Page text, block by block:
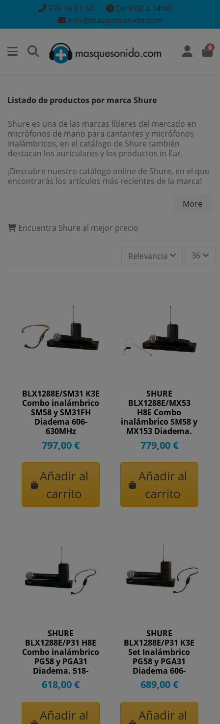
976 36 61 60
De 9:00 a 14:00
info@masquesonido.com
0
Listado de productos por marca Shure
Shure es una de las marcas líderes del mercado en
micrófonos de mano para cantantes y micrófonos
inalámbricos, en el catálogo de Shure también
destacan los auriculares y los productos in Ear.
¡Descubre nuestro catálogo online de Shure, en el que
encontrarás los artículos más recientes de la marca!
More
Encuentra Shure al mejor precio
Relevancia 36
BLX1288E/SM31 K3E
Combo inalámbrico
SM58 y SM31FH
Diadema 606-
630MHz
797,00 €
Añadir al
carrito
SHURE
BLX1288E/MX53
H8E Combo
inalámbrico SM58 y
MX153 Diadema.
518-542MHz.
779,00 €
Añadir al
carrito
SHURE
BLX1288E/P31 H8E
Combo inalámbrico
PG58 y PGA31
Diadema. 518-
542MHz.
618,00 €
Añadir al
SHURE
BLX1288E/P31 K3E
Set Inalámbrico
PG58 y PGA31
Diadema 606-
630MHz
689,00 €
Añadir al